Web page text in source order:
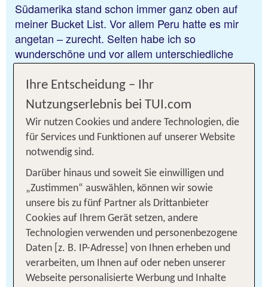
Südamerika stand schon immer ganz oben auf
meiner Bucket List. Vor allem Peru hatte es mir
angetan – zurecht. Selten habe ich so
wunderschöne und vor allem unterschiedliche
Landschaften auf einem Fleck gesehen.
Dschungel, Berge, Städte und Meer – all das ist in
diesem einen Land vereint. Auf meiner
fünfwöchigen Südamerika Tour durch Bolivien,
Argentinien, Chile und Peru mit GoXplore habe ich
mich in diesen Kontinent verliebt. Die Menschen
sind alle sehr hilfsbereit und freundlich. Egal aus
welchen Verhältnissen sie kommen, sie haben
immer ein Lächeln auf den Lippen. Mein Highlight
war definitiv der Ausflug zum Machu Picchu. Noch
im Dunkeln sind wir los, um die ersten zu sein.
Das frühe Aufstehen hat sich gelohnt. Gar
mystisch sieht es aus, wenn sich der Nebel von
dieser alten Stadt verzieht – Magie pur!
#dontstopdreaming
Ihre Entscheidung – Ihr
Nutzungserlebnis bei TUI.com
Wir nutzen Cookies und andere Technologien, die
für Services und Funktionen auf unserer Website
notwendig sind.
Darüber hinaus und soweit Sie einwilligen und
„Zustimmen“ auswählen, können wir sowie
unsere bis zu fünf Partner als Drittanbieter
Cookies auf Ihrem Gerät setzen, andere
Technologien verwenden und personenbezogene
Daten [z. B. IP-Adresse] von Ihnen erheben und
verarbeiten, um Ihnen auf oder neben unserer
Webseite personalisierte Werbung und Inhalte